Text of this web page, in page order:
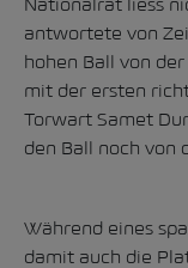
Nationalrat liess
antwortete von
hohen Ball von
mit der ersten
Torwart Samet
den Ball noch von
Während eines
damit auch die